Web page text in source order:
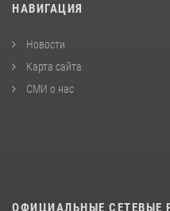
НАВИГАЦИЯ
Новости
Карта сайта
СМИ о нас